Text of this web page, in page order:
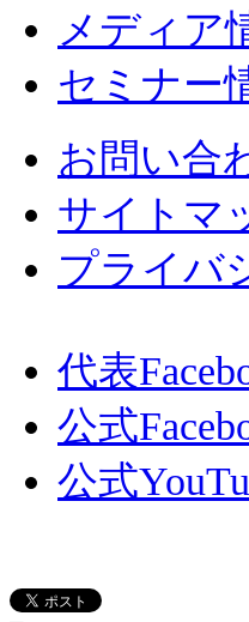
メディア
セミナー
お問い合
サイトマ
プライバ
代表
公式
公式